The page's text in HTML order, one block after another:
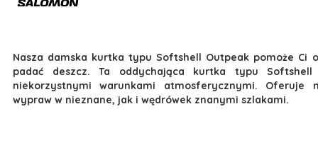
Nasza damska kurtka typu Softshell Outpeak pomoże
padać deszcz. Ta oddychająca kurtka typu
niekorzystnymi warunkami atmosferycznymi. Oferuje
wypraw w nieznane, jak i wędrówek znanymi szlakami.